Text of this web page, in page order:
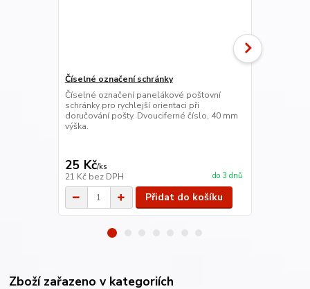
Číselné označení schránky
Číselné označení panelákové poštovní
schránky pro rychlejší orientaci při
doručování pošty. Dvouciferné číslo, 40 mm
výška.
25 Kč/ks
21 Kč bez DPH do 3 dnů
Přidat do košíku
Zboží zařazeno v kategoriích